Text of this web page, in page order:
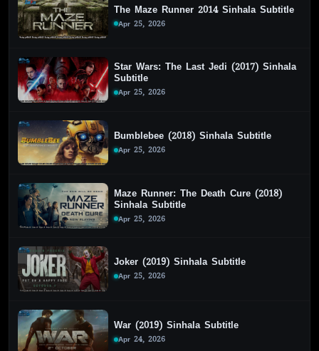
The Maze Runner 2014 Sinhala Subtitle
Apr 25, 2026
Star Wars: The Last Jedi (2017) Sinhala
Subtitle
Apr 25, 2026
Bumblebee (2018) Sinhala Subtitle
Apr 25, 2026
Maze Runner: The Death Cure (2018)
Sinhala Subtitle
Apr 25, 2026
Joker (2019) Sinhala Subtitle
Apr 25, 2026
War (2019) Sinhala Subtitle
Apr 24, 2026